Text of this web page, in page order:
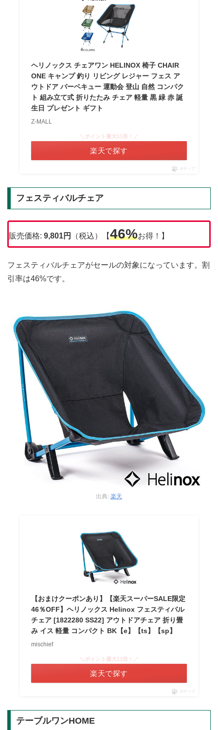
ヘリノックス チェアワン HELINOX 椅子 CHAIR
ONE キャンプ 釣り リビング レジャー フェス ア
ウトドア バーベキュー 運動会 登山 自然 コンパク
ト 組み立て式 折りたたみ チェア 軽量 黒 緑 赤 誕
生日 プレゼント ギフト
Z-MALL
＼ポイント最大11倍！／
楽天で探す
ポチップ
フェスティバルチェア
販売価格: 9,801円 （税込）【46%お得！】
フェスティバルチェアがセールの対象になっています。割
引率は46%です。
出典: 楽天
【おまけクーポンあり】【楽天スーパーSALE限定
46％OFF】ヘリノックス Helinox フェスティバル
チェア [1822280 SS22] アウトドアチェア 折り畳
み イス 軽量 コンパクト BK【e】【ts】【sp】
mischief
＼ポイント最大11倍！／
楽天で探す
ポチップ
テーブルワンHOME